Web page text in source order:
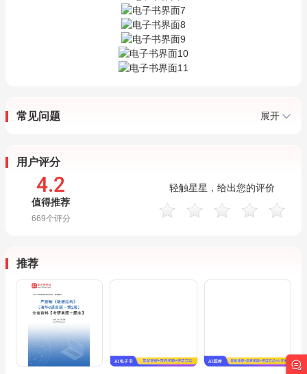
常见问题 展开
用户评分
4.2
值得推荐
669个评分
轻触星星，给出您的评价
推荐